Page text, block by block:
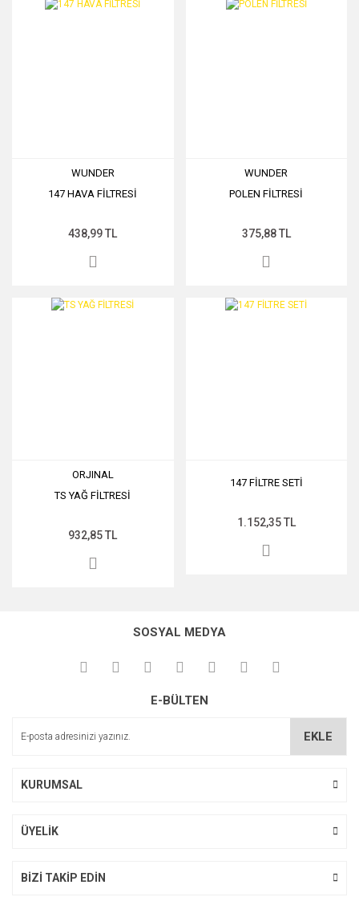
WUNDER
147 HAVA FİLTRESİ
438,99 TL
WUNDER
POLEN FİLTRESİ
375,88 TL
ORJINAL
TS YAĞ FİLTRESİ
932,85 TL
147 FİLTRE SETİ
1.152,35 TL
SOSYAL MEDYA
E-BÜLTEN
EKLE
KURUMSAL
ÜYELİK
BİZİ TAKİP EDİN